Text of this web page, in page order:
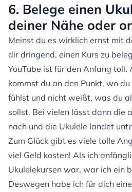
6. Belege einen
deiner Nähe oder
Meinst du es wirklich ernst mit
dir dringend, einen Kurs zu
YouTube ist für den Anfang toll.
kommst du an den Punkt, wo
fühlst und nicht weißt, was du
sollst. Bei vielen lässt dann die
nach und die Ukulele landet
Zum Glück gibt es viele tolle
viel Geld kosten! Als ich
Ukulelekursen war, war ich ein
Deswegen habe ich für dich